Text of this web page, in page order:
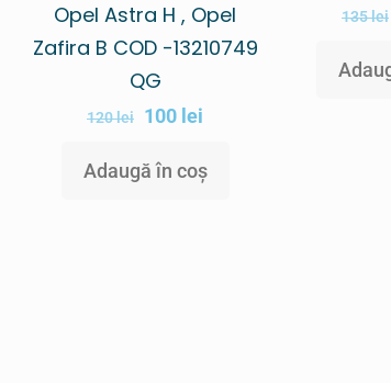
Opel Astra H , Opel
Zafira B COD -13210749
QG
120lei 100 lei
Adaugă în coș
135lei